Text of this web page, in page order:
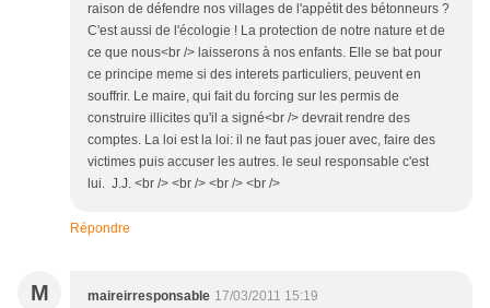
raison de défendre nos villages de l'appétit des bétonneurs ?
C'est aussi de l'écologie ! La protection de notre nature et de
ce que nous<br /> laisserons à nos enfants. Elle se bat pour
ce principe meme si des interets particuliers, peuvent en
souffrir. Le maire, qui fait du forcing sur les permis de
construire illicites qu'il a signé<br /> devrait rendre des
comptes. La loi est la loi: il ne faut pas jouer avec, faire des
victimes puis accuser les autres. le seul responsable c'est
lui. J.J. <br /> <br /> <br /> <br />
Répondre
M maireirresponsable 17/03/2011 15:19